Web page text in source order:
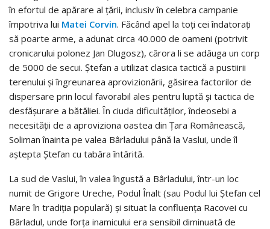
în efortul de apărare al țării, inclusiv în celebra campanie
împotriva lui Matei Corvin. Făcând apel la toți cei îndatorați
să poarte arme, a adunat circa 40.000 de oameni (potrivit
cronicarului polonez Jan Dlugosz), cărora li se adăuga un corp
de 5000 de secui. Ștefan a utilizat clasica tactică a pustiirii
terenului și îngreunarea aprovizionării, găsirea factorilor de
dispersare prin locul favorabil ales pentru luptă și tactica de
desfășurare a bătăliei. În ciuda dificultăților, îndeosebi a
necesității de a aproviziona oastea din Țara Românească,
Soliman înainta pe valea Bârladului până la Vaslui, unde îl
aștepta Ștefan cu tabăra întărită.
La sud de Vaslui, în valea îngustă a Bârladului, într-un loc
numit de Grigore Ureche, Podul Înalt (sau Podul lui Ștefan cel
Mare în tradiția populară) și situat la confluența Racovei cu
Bârladul, unde forța inamicului era sensibil diminuată de